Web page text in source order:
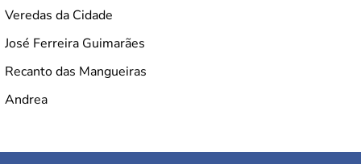
Veredas da Cidade
José Ferreira Guimarães
Recanto das Mangueiras
Andrea